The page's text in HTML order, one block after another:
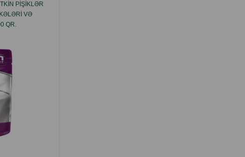
PIŞIKLƏR
VƏ
QR.